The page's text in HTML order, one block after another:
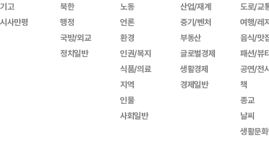
기고
시사만평
북한
행정
국방/외교
정치일반
노동
언론
환경
인권/복지
식품/의료
지역
인물
사회일반
산업/재계
중기/벤처
부동산
글로벌경제
생활경제
경제일반
도로/교
여행/레
음식/맛
패션/뷰
공연/전
책
종교
날씨
생활문